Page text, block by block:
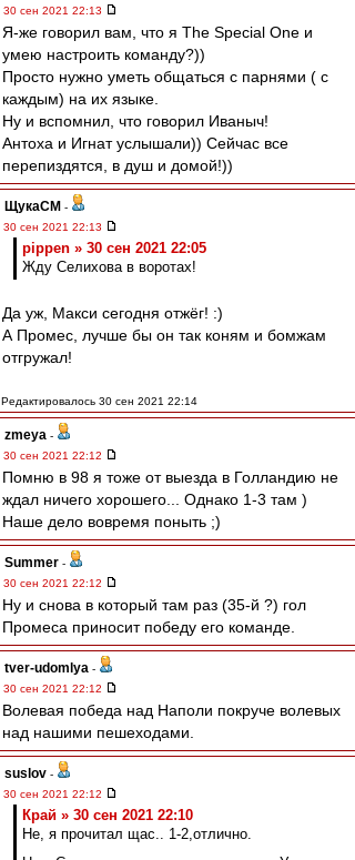
30 сен 2021 22:13
Я-же говорил вам, что я The Special One и
умею настроить команду?))
Просто нужно уметь общаться с парнями ( с
каждым) на их языке.
Ну и вспомнил, что говорил Иваныч!
Антоха и Игнат услышали)) Сейчас все
перепиздятся, в душ и домой!))
ЩукаСМ -
30 сен 2021 22:13
pippen » 30 сен 2021 22:05
Жду Селихова в воротах!
Да уж, Макси сегодня отжёг! :)
А Промес, лучше бы он так коням и бомжам
отгружал!
Редактировалось 30 сен 2021 22:14
zmeya -
30 сен 2021 22:12
Помню в 98 я тоже от выезда в Голландию не
ждал ничего хорошего... Однако 1-3 там )
Наше дело вовремя поныть ;)
Summer -
30 сен 2021 22:12
Ну и снова в который там раз (35-й ?) гол
Промеса приносит победу его команде.
tver-udomlya -
30 сен 2021 22:12
Волевая победа над Наполи покруче волевых
над нашими пешеходами.
suslov -
30 сен 2021 22:12
Край » 30 сен 2021 22:10
Не, я прочитал щас.. 1-2,отлично.